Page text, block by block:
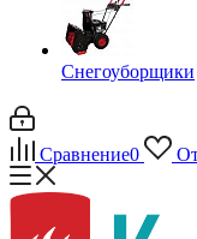
Снегоуборщики
Сравнение0